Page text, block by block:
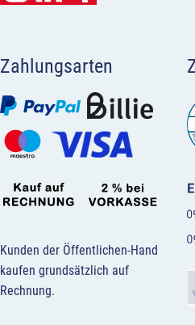
Zahlungsarten
Kunden der Öffentlichen-Hand
kaufen grundsätzlich auf
Rechnung.